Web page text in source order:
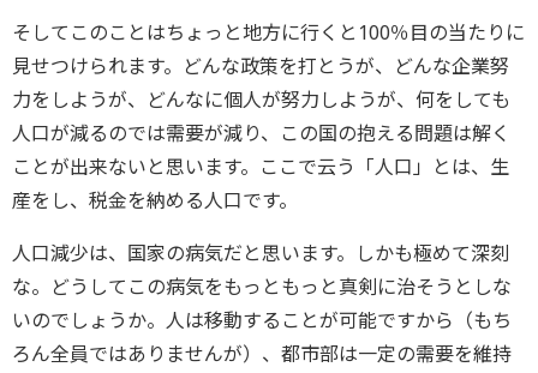
そしてこのことはちょっと地方に行くと100％目の当たりに
見せつけられます。どんな政策を打とうが、どんな企業努
力をしようが、どんなに個人が努力しようが、何をしても
人口が減るのでは需要が減り、この国の抱える問題は解く
ことが出来ないと思います。ここで云う「人口」とは、生
産をし、税金を納める人口です。
人口減少は、国家の病気だと思います。しかも極めて深刻
な。どうしてこの病気をもっともっと真剣に治そうとしな
いのでしょうか。人は移動することが可能ですから（もち
ろん全員ではありませんが）、都市部は一定の需要を維持